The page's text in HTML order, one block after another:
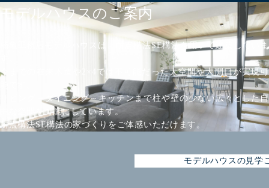
モデルハウスのご案内
楠亀工務店モデルハウスは、耐震構法SE構法を用いて建築していま
今までの在来木造や2×4では不可能だった大空間や大開口が実現可
リビング～ダイニング～キッチンまで柱や壁の少ない広々とした自
由な空間を可能にしています。
耐震構法SE構法の家づくりをご体感いただけます。
モデルハウスの見学